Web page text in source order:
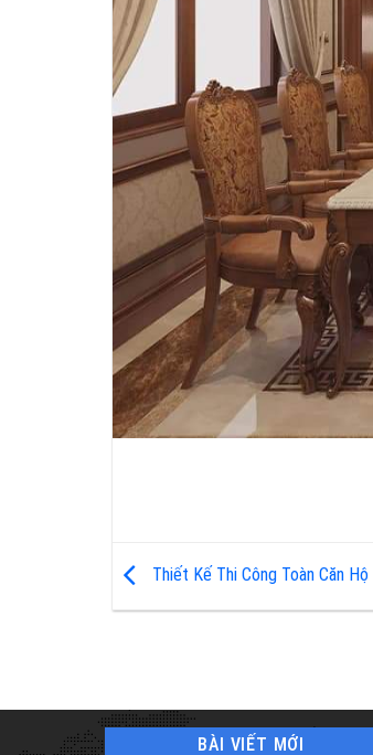
Thiết Kế Thi Công Toàn Căn
BÀI VIẾT MỚI